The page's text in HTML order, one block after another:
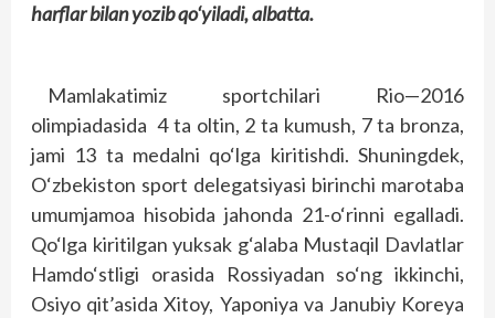
harflar bilan yozib qo‘yiladi, albatta.
Mamlakatimiz sportchilari Rio—2016
olimpiadasida 4 ta oltin, 2 ta kumush, 7 ta bronza,
jami 13 ta medalni qo‘lga kiritishdi. Shuningdek,
O‘zbekiston sport delegatsiyasi birinchi marotaba
umumjamoa hisobida jahonda 21-o‘rinni egalladi.
Qo‘lga kiritilgan yuksak g‘alaba Mustaqil Davlatlar
Hamdo‘stligi orasida Rossiyadan so‘ng ikkinchi,
Osiyo qit’asida Xitoy, Yaponiya va Janubiy Koreya